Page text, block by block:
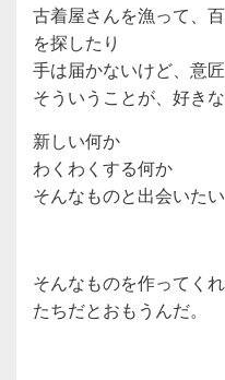
古着屋さんを漁って、
を探したり
手は届かないけど、意
そういうことが、好きな
新しい何か
わくわくする何か
そんなものと出会いたい
そんなものを作ってく
たちだとおもうんだ。